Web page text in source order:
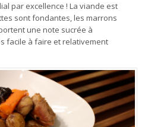
par excellence ! La viande est
sont fondantes, les marrons
une note sucrée à
facile à faire et relativement